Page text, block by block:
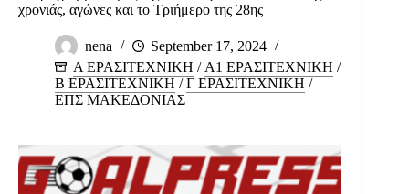
χρονιάς, αγώνες και το Τριήμερο της 28ης
nena
September 17, 2024
Α ΕΡΑΣΙΤΕΧΝΙΚΗ / Α1 ΕΡΑΣΙΤΕΧΝΙΚΗ /
Β ΕΡΑΣΙΤΕΧΝΙΚΗ /Γ ΕΡΑΣΙΤΕΧΝΙΚΗ /
ΕΠΣ ΜΑΚΕΔΟΝΙΑΣ